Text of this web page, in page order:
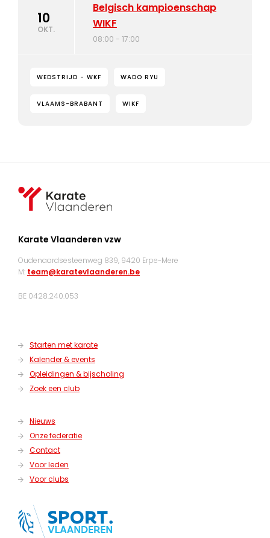
10
OKT.
Belgisch kampioenschap
WIKF
08:00 - 17:00
WEDSTRIJD - WKF WADO RYU
VLAAMS-BRABANT WIKF
Karate Vlaanderen vzw
Oudenaardsesteenweg 839, 9420 Erpe-Mere
M: team@karatevlaanderen.be
BE 0428.240.053
Starten met karate
Kalender & events
Opleidingen & bijscholing
Zoek een club
Nieuws
Onze federatie
Contact
Voor leden
Voor clubs